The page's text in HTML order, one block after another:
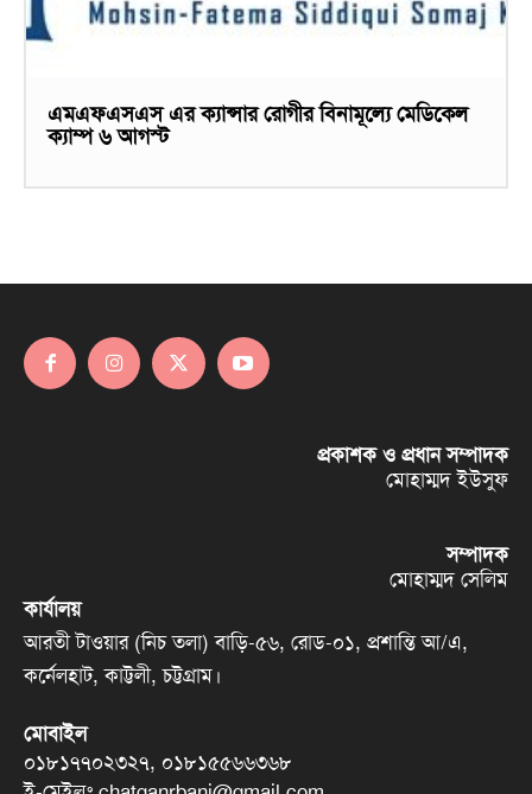
এমএফএসএস এর ক্যান্সার রোগীর বিনামূল্যে মেডিকেল
ক্যাম্প ৬ আগস্ট
প্রকাশক ও প্রধান সম্পাদক
মোহাম্মদ ইউসুফ
সম্পাদক
মোহাম্মদ সেলিম
কার্যালয়
আরতী টাওয়ার (নিচ তলা) বাড়ি-৫৬, রোড-০১, প্রশান্তি আ/এ,
কর্নেলহাট, কাট্টলী, চট্টগ্রাম।
মোবাইল
০১৮১৭৭০২৩২৭, ০১৮১৫৫৬৬৩৬৮